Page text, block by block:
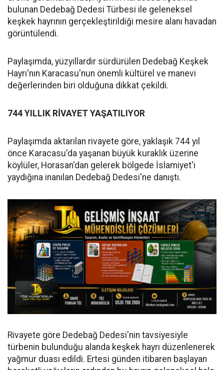
bulunan Dedebağ Dedesi Türbesi ile geleneksel
keşkek hayrının gerçekleştirildiği mesire alanı havadan
görüntülendi.
Paylaşımda, yüzyıllardır sürdürülen Dedebağ Keşkek
Hayrı'nın Karacasu'nun önemli kültürel ve manevi
değerlerinden biri olduğuna dikkat çekildi.
744 YILLIK RİVAYET YAŞATILIYOR
Paylaşımda aktarılan rivayete göre, yaklaşık 744 yıl
önce Karacasu'da yaşanan büyük kuraklık üzerine
köylüler, Horasan'dan gelerek bölgede İslamiyet'i
yaydığına inanılan Dedebağ Dedesi'ne danıştı.
Rivayete göre Dedebağ Dedesi'nin tavsiyesiyle
türbenin bulunduğu alanda keşkek hayrı düzenlenerek
yağmur duası edildi. Ertesi günden itibaren başlayan